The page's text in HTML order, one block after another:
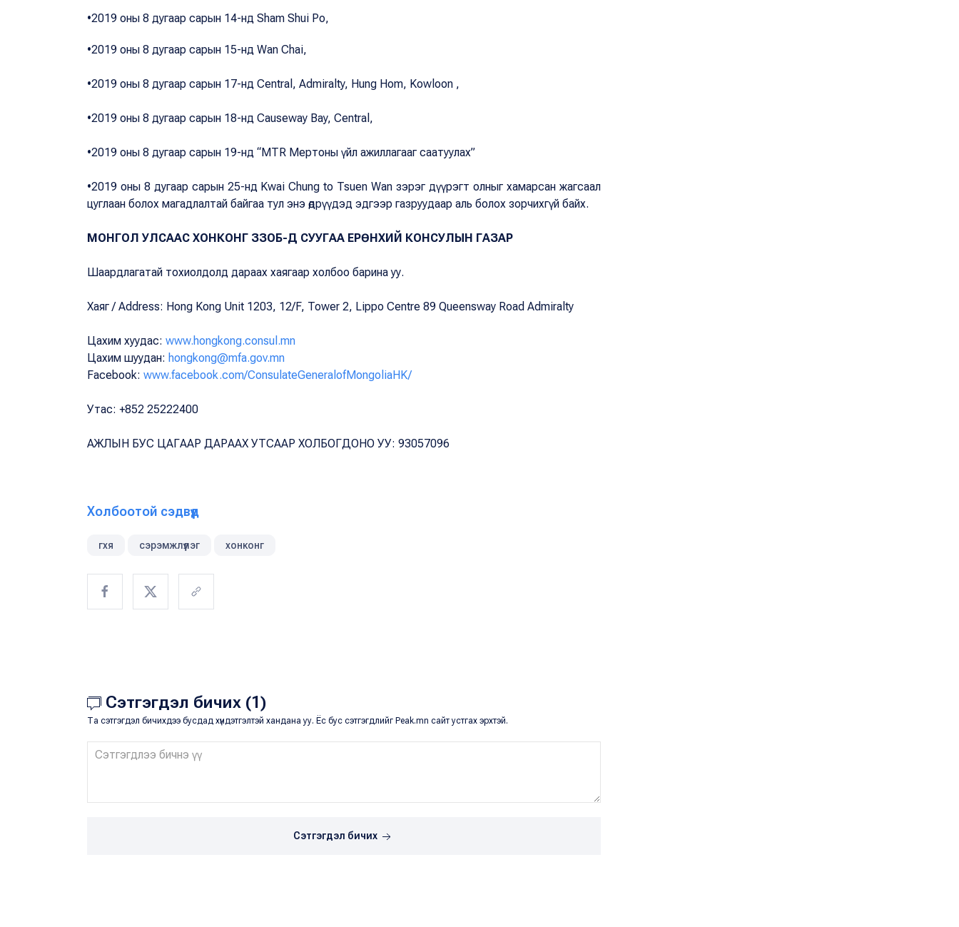
•2019 оны 8 дугаар сарын 14-нд Sham Shui Po,
•2019 оны 8 дугаар сарын 15-нд Wan Chai,
•2019 оны 8 дугаар сарын 17-нд Central, Admiralty, Hung Hom, Kowloon ,
•2019 оны 8 дугаар сарын 18-нд Causeway Bay, Central,
•2019 оны 8 дугаар сарын 19-нд “MTR Мертоны үйл ажиллагааг саатуулах”
•2019 оны 8 дугаар сарын 25-нд Kwai Chung to Tsuen Wan зэрэг дүүрэгт олныг хамарсан жагсаал
цуглаан болох магадлалтай байгаа тул энэ өдрүүдэд эдгээр газруудаар аль болох зорчихгүй байх.
МОНГОЛ УЛСААС ХОНКОНГ ЗЗОБ-Д СУУГАА ЕРӨНХИЙ КОНСУЛЫН ГАЗАР
Шаардлагатай тохиолдолд дараах хаягаар холбоо барина уу.
Хаяг / Address: Hong Kong Unit 1203, 12/F, Tower 2, Lippo Centre 89 Queensway Road Admiralty
Цахим хуудас: www.hongkong.consul.mn
Цахим шуудан: hongkong@mfa.gov.mn
Facebook: www.facebook.com/ConsulateGeneralofMongoliaHK/
Утас: +852 25222400
АЖЛЫН БУС ЦАГААР ДАРААХ УТСААР ХОЛБОГДОНО УУ: 93057096
Холбоотой сэдвүүд
гхя сэрэмжлүүлэг хонконг
Сэтгэгдэл бичих (1)
Та сэтгэгдэл бичихдээ бусдад хүндэтгэлтэй хандана уу. Ёс бус сэтгэгдлийг Peak.mn сайт устгах эрхтэй.
Сэтгэгдэл бичих